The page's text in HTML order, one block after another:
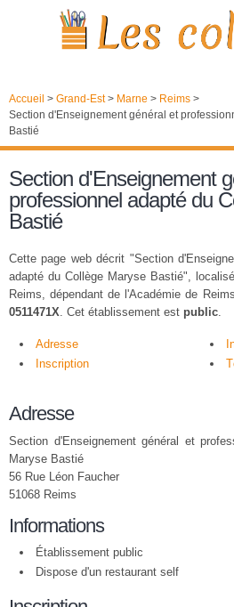
Accueil > Grand-Est> Marne > Reims >
Section d'Enseignement général et
Bastié
Section d'Enseignement
professionnel adapté du
Bastié
Cette page web décrit "Section
adapté du Collège Maryse Bastié",
Reims, dépendant de l'Académie de
0511471X. Cet établissement est public.
Adresse
Inscription
Adresse
Section d'Enseignement général et
Maryse Bastié
56 Rue Léon Faucher
51068 Reims
Informations
Établissement public
Dispose d'un restaurant self